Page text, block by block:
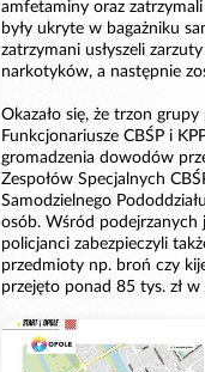
amfetaminy oraz
były ukryte w bagażniku
zatrzymani usłyszeli
narkotyków, a następnie
Okazało się, że trzon
Funkcjonariusze CBŚP i
gromadzenia dowodów
Zespołów Specjalnych
Samodzielnego
osób. Wśród podejrzanych
policjanci zabezpieczyli
przedmioty np. broń czy
przejęto ponad 85 tys. zł